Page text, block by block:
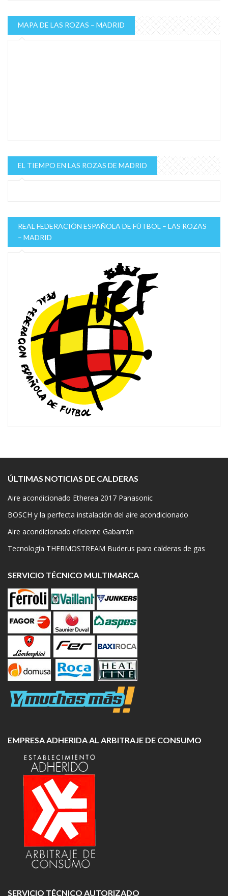
MAPA DE LAS ROZAS – MADRID
EL TIEMPO EN LAS ROZAS DE MADRID
REAL FEDERACIÓN ESPAÑOLA DE FÚTBOL – LAS ROZAS
– MADRID
ÚLTIMAS NOTICIAS DE CALDERAS
Aire acondicionado Etherea 2017 Panasonic
BOSCH y la perfecta instalación del aire acondicionado
Aire acondicionado eficiente Gabarrón
Tecnología THERMOSTREAM Buderus para calderas de gas
SERVICIO TÉCNICO MULTIMARCA
EMPRESA ADHERIDA AL ARBITRAJE DE CONSUMO
SERVICIO TÉCNICO AUTORIZADO